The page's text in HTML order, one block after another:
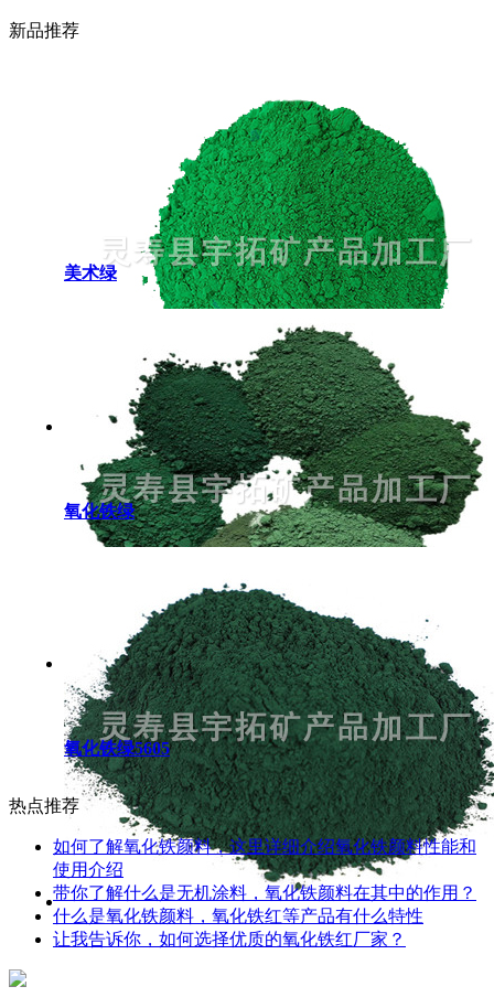
新品推荐
美术绿
氧化铁绿
氧化铁绿5605
热点推荐
如何了解氧化铁颜料，这里详细介绍氧化铁颜料性能和
使用介绍
带你了解什么是无机涂料，氧化铁颜料在其中的作用？
什么是氧化铁颜料，氧化铁红等产品有什么特性
让我告诉你，如何选择优质的氧化铁红厂家？